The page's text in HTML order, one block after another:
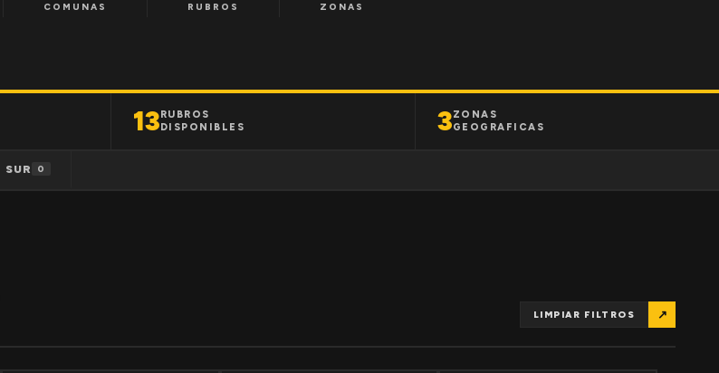
COMUNAS RUBROS ZONAS
13RUBROS
DISPONIBLES
3ZONAS
GEOGRAFICAS
SUR 0
LIMPIAR FILTROS ↗